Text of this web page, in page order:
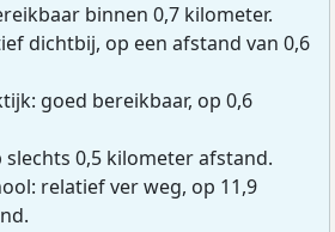
binnen 0,7 kilometer.
dichtbij, op een afstand van 0,6
goed bereikbaar, op 0,6
slechts 0,5 kilometer afstand.
relatief ver weg, op 11,9